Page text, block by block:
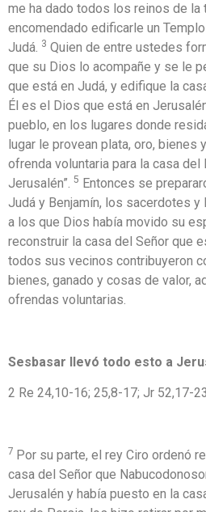
me ha dado todos los reinos de la
encomendado edificarle un
Judá. 3 Quien de entre ustedes
que su Dios lo acompañe y se le
que está en Judá, y edifique la
Él es el Dios que está en
pueblo, en los lugares donde
lugar le provean plata, oro, bienes
ofrenda voluntaria para la casa del
Jerusalén”. 5 Entonces se
Judá y Benjamín, los sacerdotes
a los que Dios había movido su
reconstruir la casa del Señor que
todos sus vecinos contribuyeron
bienes, ganado y cosas de valor,
ofrendas voluntarias.
Sesbasar llevó todo esto a
2 Re 24,10-16; 25,8-17; Jr 52,17-
7 Por su parte, el rey Ciro ordenó
casa del Señor que
Jerusalén y había puesto en la